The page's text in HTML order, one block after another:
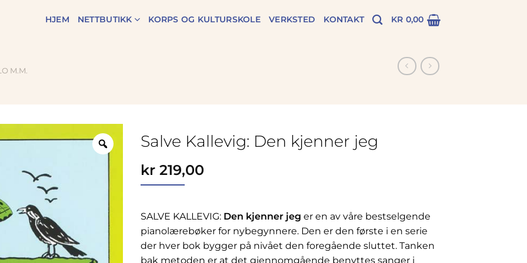
HJEM NETTBUTIKK KORPS OG KULTURSKOLE VERKSTED KONTAKT KR 0,00
M.M.
Zoom Salve Kallevig: Den kjenner jeg
kr 219,00
SALVE KALLEVIG: Den kjenner jeg er en av våre bestselgende
pianolærebøker for nybegynnere. Den er den første i en serie
der hver bok bygger på nivået den foregående sluttet. Tanken
bak metoden er at det gjennomgående benyttes sanger i